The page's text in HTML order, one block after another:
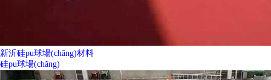
新沂硅pu球場(chǎng)材料
硅pu球場(chǎng)